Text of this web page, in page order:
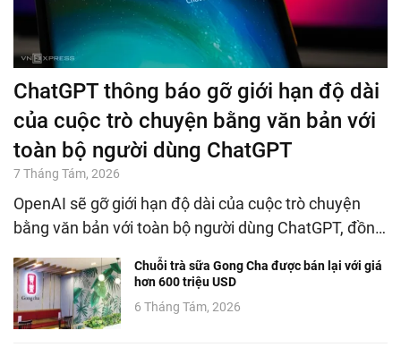
ChatGPT thông báo gỡ giới hạn độ dài
của cuộc trò chuyện bằng văn bản với
toàn bộ người dùng ChatGPT
7 Tháng Tám, 2026
OpenAI sẽ gỡ giới hạn độ dài của cuộc trò chuyện
bằng văn bản với toàn bộ người dùng ChatGPT, đồn…
Chuỗi trà sữa Gong Cha được bán lại với giá
hơn 600 triệu USD
6 Tháng Tám, 2026